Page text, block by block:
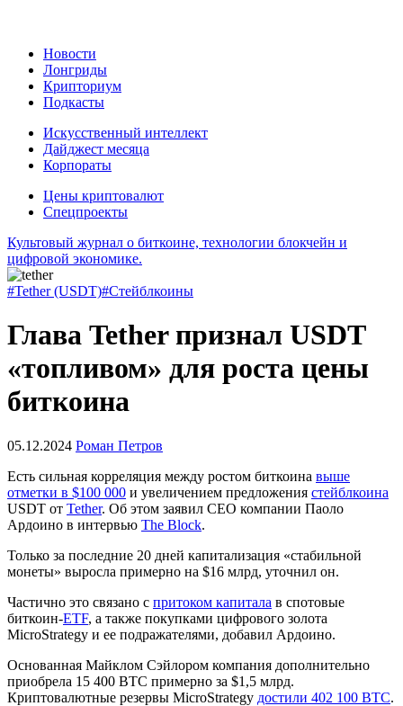
Новости
Лонгриды
Крипториум
Подкасты
Искусственный интеллект
Дайджест месяца
Корпораты
Цены криптовалют
Спецпроекты
Культовый журнал о биткоине, технологии блокчейн и
цифровой экономике.
#Tether (USDT)#Стейблкоины
Глава Tether признал USDT
«топливом» для роста цены
биткоина
05.12.2024 Роман Петров
Есть сильная корреляция между ростом биткоина выше
отметки в $100 000 и увеличением предложения стейблкоина
USDT от Tether. Об этом заявил CEO компании Паоло
Ардоино в интервью The Block.
Только за последние 20 дней капитализация «стабильной
монеты» выросла примерно на $16 млрд, уточнил он.
Частично это связано с притоком капитала в спотовые
биткоин-ETF, а также покупками цифрового золота
MicroStrategy и ее подражателями, добавил Ардоино.
Основанная Майклом Сэйлором компания дополнительно
приобрела 15 400 BTC примерно за $1,5 млрд.
Криптовалютные резервы MicroStrategy достили 402 100 BTC.